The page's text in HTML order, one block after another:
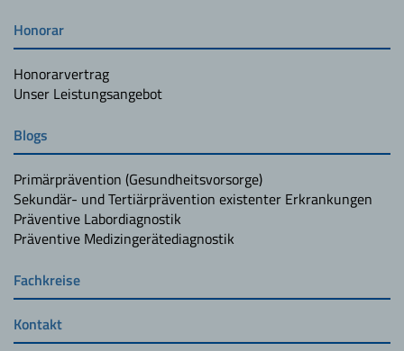
Honorar
Honorarvertrag
Unser Leistungsangebot
Blogs
Primärprävention (Gesundheitsvorsorge)
Sekundär- und Tertiärprävention existenter Erkrankungen
Präventive Labordiagnostik
Präventive Medizingerätediagnostik
Fachkreise
Kontakt